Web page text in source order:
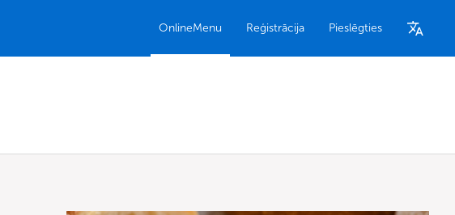
OnlineMenu Reģistrācija Pieslēgties